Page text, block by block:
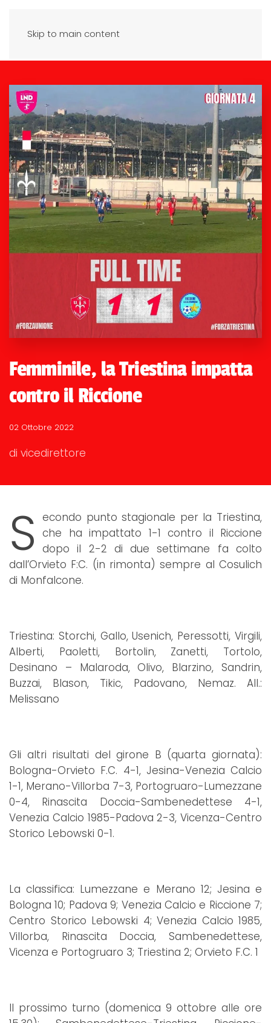
Skip to main content
Femminile, la Triestina impatta
contro il Riccione
02 Ottobre 2022
di vicedirettore
S econdo punto stagionale per la Triestina,
che ha impattato 1-1 contro il Riccione
dopo il 2-2 di due settimane fa colto
dall’Orvieto F:C. (in rimonta) sempre al Cosulich
di Monfalcone.
Triestina: Storchi, Gallo, Usenich, Peressotti, Virgili,
Alberti, Paoletti, Bortolin, Zanetti, Tortolo,
Desinano – Malaroda, Olivo, Blarzino, Sandrin,
Buzzai, Blason, Tikic, Padovano, Nemaz. All.:
Melissano
Gli altri risultati del girone B (quarta giornata):
Bologna-Orvieto F.C. 4-1, Jesina-Venezia Calcio
1-1, Merano-Villorba 7-3, Portogruaro-Lumezzane
0-4, Rinascita Doccia-Sambenedettese 4-1,
Venezia Calcio 1985-Padova 2-3, Vicenza-Centro
Storico Lebowski 0-1.
La classifica: Lumezzane e Merano 12; Jesina e
Bologna 10; Padova 9; Venezia Calcio e Riccione 7;
Centro Storico Lebowski 4; Venezia Calcio 1985,
Villorba, Rinascita Doccia, Sambenedettese,
Vicenza e Portogruaro 3; Triestina 2; Orvieto F.C. 1
Il prossimo turno (domenica 9 ottobre alle ore